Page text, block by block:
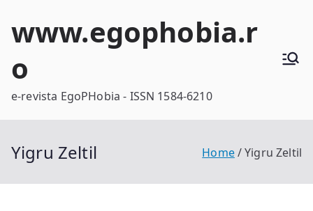
www.egophobia.r
o
e-revista EgoPHobia - ISSN 1584-6210
Yigru Zeltil Home Yigru Zeltil